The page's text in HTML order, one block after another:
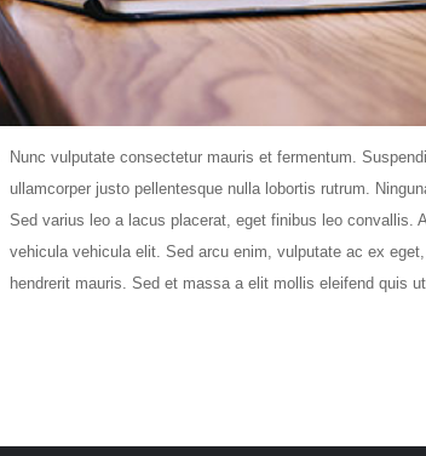
Nunc vulputate consectetur mauris et fermentum.
ullamcorper justo pellentesque nulla lobortis rutrum.
Sed varius leo a lacus placerat, eget finibus leo convallis.
vehicula vehicula elit. Sed arcu enim, vulputate ac ex
hendrerit mauris. Sed et massa a elit mollis eleifend quis